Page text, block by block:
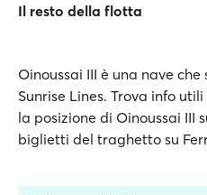
Il resto della flotta
Oinoussai III è una nave
Sunrise Lines. Trova info
la posizione di Oinoussai III
biglietti del traghetto su